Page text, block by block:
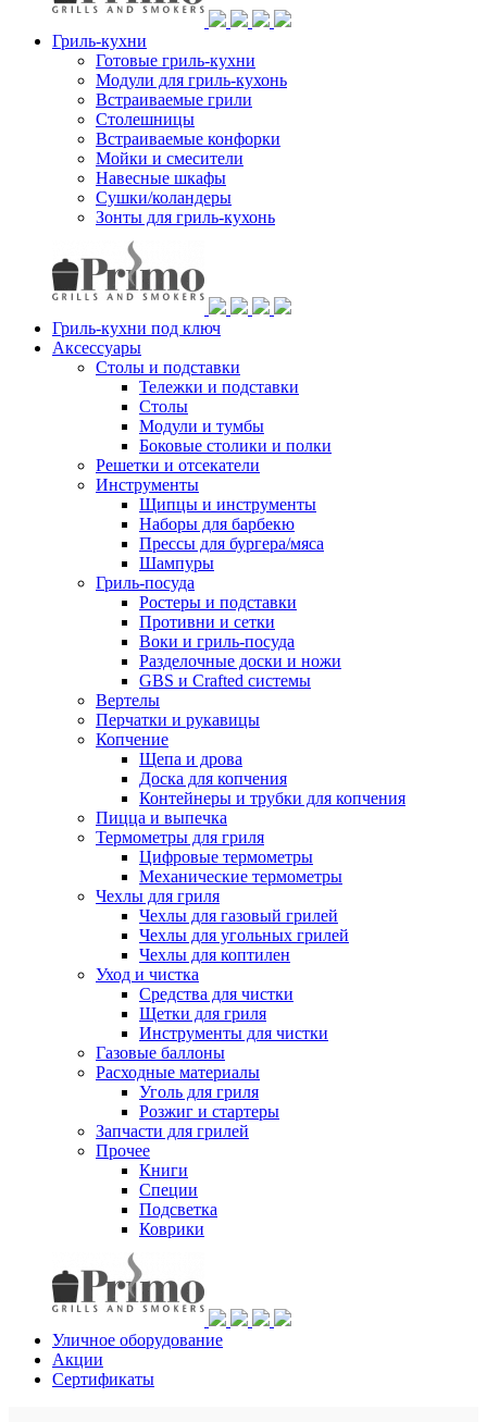
Гриль-кухни
Готовые гриль-кухни
Модули для гриль-кухонь
Встраиваемые грили
Столешницы
Встраиваемые конфорки
Мойки и смесители
Навесные шкафы
Сушки/коландеры
Зонты для гриль-кухонь
Гриль-кухни под ключ
Аксессуары
Столы и подставки
Тележки и подставки
Столы
Модули и тумбы
Боковые столики и полки
Решетки и отсекатели
Инструменты
Щипцы и инструменты
Наборы для барбекю
Прессы для бургера/мяса
Шампуры
Гриль-посуда
Ростеры и подставки
Противни и сетки
Воки и гриль-посуда
Разделочные доски и ножи
GBS и Crafted системы
Вертелы
Перчатки и рукавицы
Копчение
Щепа и дрова
Доска для копчения
Контейнеры и трубки для копчения
Пицца и выпечка
Термометры для гриля
Цифровые термометры
Механические термометры
Чехлы для гриля
Чехлы для газовый грилей
Чехлы для угольных грилей
Чехлы для коптилен
Уход и чистка
Средства для чистки
Щетки для гриля
Инструменты для чистки
Газовые баллоны
Расходные материалы
Уголь для гриля
Розжиг и стартеры
Запчасти для грилей
Прочее
Книги
Специи
Подсветка
Коврики
Уличное оборудование
Акции
Сертификаты